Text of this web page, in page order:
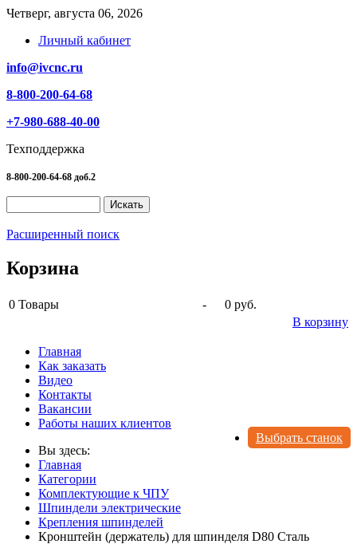
Четверг, августа 06, 2026
Личный кабинет
info@ivcnc.ru
8-800-200-64-68
+7-980-688-40-00
Техподдержка
8-800-200-64-68 доб.2
Расширенный поиск
Корзина
0 Товары -
0 руб.
В корзину
Главная
Как заказать
Видео
Контакты
Вакансии
Работы наших клиентов
Выбрать станок
Вы здесь:
Главная
Категории
Комплектующие к ЧПУ
Шпиндели электрические
Крепления шпинделей
Кронштейн (держатель) для шпинделя D80 Сталь